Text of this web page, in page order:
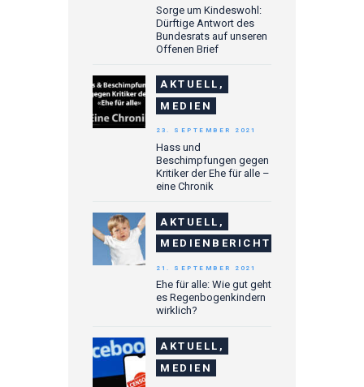
Sorge um Kindeswohl:
Dürftige Antwort des
Bundesrats auf unseren
Offenen Brief
AKTUELL,
MEDIEN
Hass und
Beschimpfungen gegen
Kritiker der Ehe für alle –
eine Chronik
23. SEPTEMBER 2021
AKTUELL,
MEDIENBERICHTE
Ehe für alle: Wie gut geht
es Regenbogenkindern
wirklich?
21. SEPTEMBER 2021
AKTUELL,
MEDIEN